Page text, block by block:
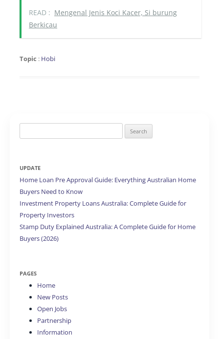
READ : Mengenal Jenis Koci Kacer, Si burung
Berkicau
Topic : Hobi
for:
UPDATE
Home Loan Pre Approval Guide: Everything Australian Home
Buyers Need to Know
Investment Property Loans Australia: Complete Guide for
Property Investors
Stamp Duty Explained Australia: A Complete Guide for Home
Buyers (2026)
PAGES
Home
New Posts
Open Jobs
Partnership
Information